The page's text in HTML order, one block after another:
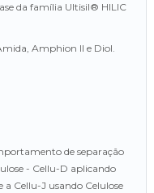
da família Ultisil® HILIC
Amphion II e Diol.
de separação
- Cellu-D aplicando
Cellu-J usando Celulose